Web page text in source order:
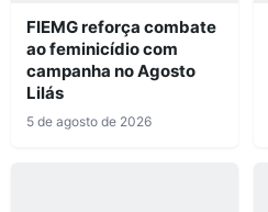
FIEMG reforça combate
ao feminicídio com
campanha no Agosto
Lilás
5 de agosto de 2026